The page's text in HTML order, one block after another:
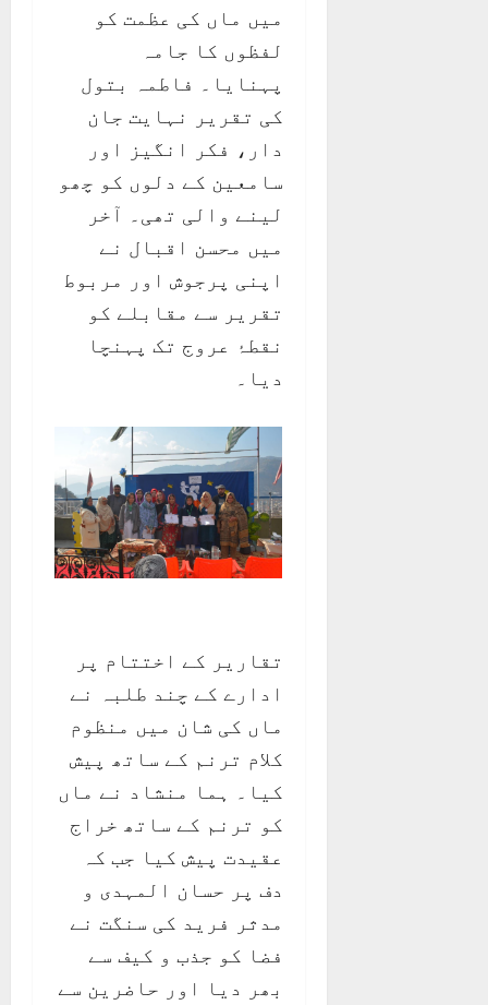
میں ماں کی عظمت کو
لفظوں کا جامہ
پہنایا۔ فاطمہ بتول
کی تقریر نہایت جان
دار، فکر انگیز اور
سامعین کے دلوں کو چھو
لینے والی تھی۔ آخر
میں محسن اقبال نے
اپنی پرجوش اور مربوط
تقریر سے مقابلے کو
نقطۂ عروج تک پہنچا
دیا۔
تقاریر کے اختتام پر
ادارے کے چند طلبہ نے
ماں کی شان میں منظوم
کلام ترنم کے ساتھ پیش
کیا۔ ہما منشاد نے ماں
کو ترنم کے ساتھ خراج
عقیدت پیش کیا جب کہ
دف پر حسان المہدی و
مدثر فرید کی سنگت نے
فضا کو جذب و کیف سے
بھر دیا اور حاضرین سے